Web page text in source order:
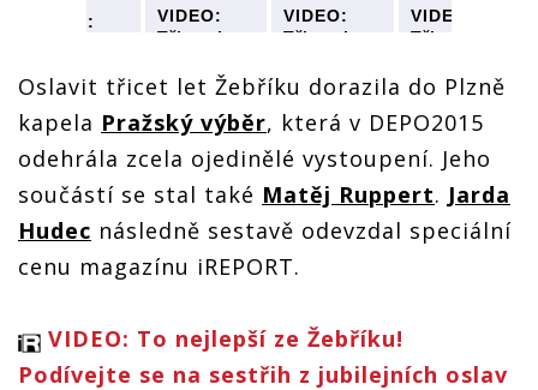
VIDEO:
oslavili
výběr, Mig
21, Marpo
i Bert &
Friends
VIDEO:
Třicet let
oslavili
výběr, Mig
21, Marpo
i Bert &
Friends
VIDEO:
Třicet let
oslavili
výběr, Mig
i Bert &
Friends
VIDEO:
Třicet let
oslavili
výběr, Mig
21, Marpo
i Bert &
Friends
Oslavit třicet let Žebříku dorazila do Plzně
kapela Pražský výběr, která v DEPO2015
odehrála zcela ojedinělé vystoupení. Jeho
součástí se stal také Matěj Ruppert. Jarda
Hudec následně sestavě odevzdal speciální
cenu magazínu iREPORT.
VIDEO: To nejlepší ze Žebříku!
Podívejte se na sestřih z jubilejních oslav